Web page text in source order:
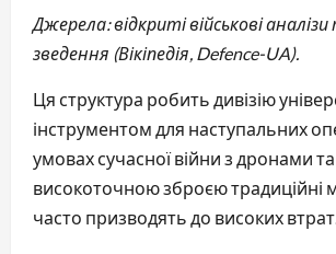
Джерела: відкриті військові аналізи
зведення (Вікіпедія, Defence-UA).
Ця структура робить дивізію
інструментом для наступальних
умовах сучасної війни з дронами та
високоточною зброєю традиційні
часто призводять до високих